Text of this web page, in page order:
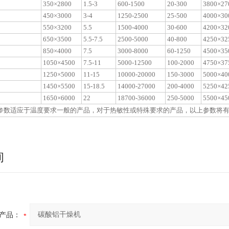
350×2800 1.5-3 600-1500 20-300
450×3000
3-4 1250-2500 25-500
550×3200
5.5 1500-4000 30-600
650×3500
5.5-7.5 2500-5000 40-800
850×4000
7.5 3000-8000 60-1250
1050×4500 7.5-11 5000-12500 100-2000
1250×5000 11-15 10000-20000 150-3000
1450×5500 15-18.5 14000-27000 200-4000
1650×6000 22 18700-36000 250-5000
数适应于温度要求一般的产品，对于热敏性或特殊要求的产品，以上参数将
品：